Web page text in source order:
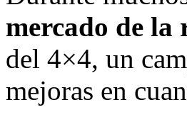
mercado de la
del 4×4, un
mejoras en